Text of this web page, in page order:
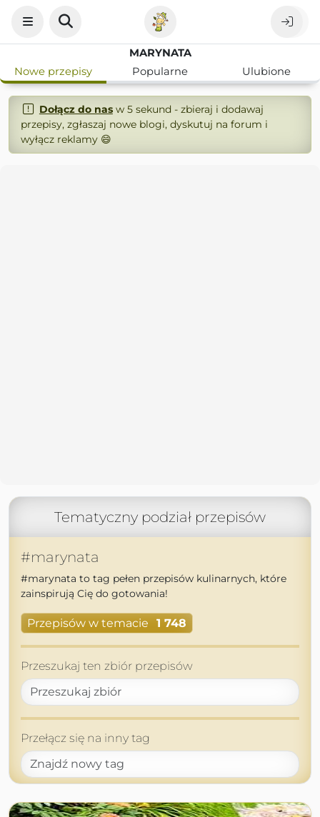
MARYNATA
Nowe przepisy
Popularne Ulubione
Dołącz do nasw 5 sekund - zbieraj i dodawaj
przepisy, zgłaszaj nowe blogi, dyskutuj na forum i
wyłącz reklamy 😄
Tematyczny podział przepisów
#marynata
#marynata to tag pełen przepisów kulinarnych, które
zainspirują Cię do gotowania!
Przepisów w temacie 1 748
Przeszukaj ten zbiór przepisów
Przełącz się na inny tag